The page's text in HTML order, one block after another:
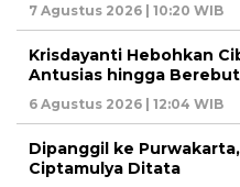
7 Agustus 2026 | 10:20 WIB
Krisdayanti Hebohkan
Antusias hingga
6 Agustus 2026 | 12:04 WIB
Dipanggil ke
Ciptamulya Ditata